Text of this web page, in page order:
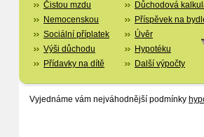
Čistou mzdu
Nemocenskou
Sociální příplatek
Výši důchodu
Přídavky na dítě
Důchodová
Příspěvek na
Úvěr
Hypotéku
Další výpočty
Vyjednáme vám nejváhodnější podmínky